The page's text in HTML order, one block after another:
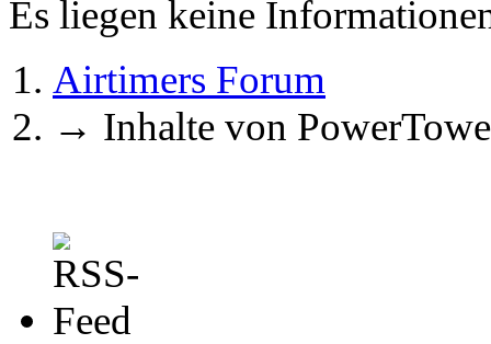
Es liegen keine
Airtimers Forum
→ Inhalte von